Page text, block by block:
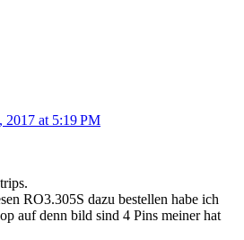
2017 at 5:19 PM
RO3.305S dazu bestellen habe ich
auf denn bild sind 4 Pins meiner hat